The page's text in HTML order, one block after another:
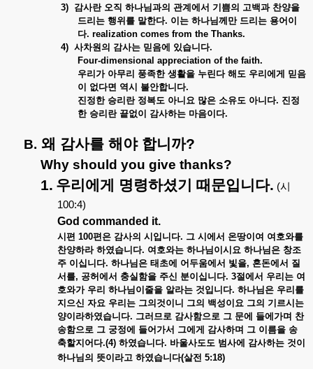
3) 감사란 오직 하나님과의 관계에서 기쁨의 고백과 찬양을
드리는 행위를 말한다. 이는 하나님께만 드리는 용어이
다. realization comes from the Thanks.
4) 사차원의 감사는 믿음에 있습니다.
Four-dimensional appreciation of the faith.
우리가 아무리 풍족한 생활을 누린다 해도 우리에게 믿음
이 없다면 역시 불안합니다.
진정한 승리란 정복도 아니요 많은 소유도 아니다. 진정
한 승리란 끝없이 감사하는 마음이다.
B. 왜 감사를 해야 합니까?
Why should you give thanks?
1. 우리에게 명령하셨기 때문입니다. (시
100:4)
God commanded it.
시편 100편은 감사의 시입니다. 그 시에서 온땅이여 여호와를
찬양하라 하였습니다. 여호와는 하나님이시요 하나님은 창조
주 이십니다. 하나님은 태초에 어두움에서 빛을, 혼돈에서 질
서를, 공허에서 충실함을 주신 분이십니다. 3절에서 우리는 여
호와가 우리 하나님이줄을 알라는 것입니다. 하나님은 우리를
지으신 자요 우리는 그의것이니 그의 백성이요 그의 기르시는
양이라하였습니다. 그러므로 감사함으로 그 문에 들에가며 찬
송함으로 그 궁정에 들어가서 그에게 감사하며 그 이름을 송
축할지어다.(4) 하였습니다. 바울사도도 범사에 감사하는 것이
하나님의 뜻이라고 하였습니다(살전 5:18)